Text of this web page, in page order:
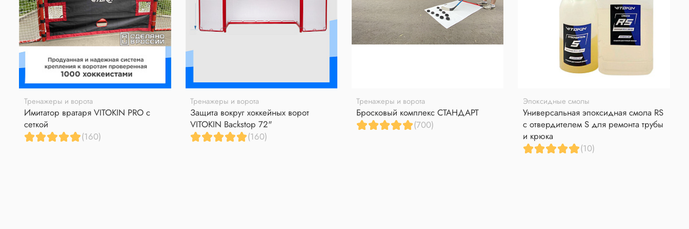
Тренажеры и ворота
Имитатор вратаря VITOKIN PRO с
сеткой
(160)
Тренажеры и ворота
Защита вокруг хоккейных ворот
VITOKIN Backstop 72"
(160)
Тренажеры и ворота
Бросковый комплекс СТАНДАРТ
(700)
Эпоксидные смолы
Универсальная эпоксидная смола RS
с отвердителем S для ремонта трубы
и крюка
(10)